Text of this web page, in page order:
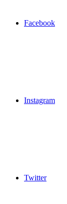
Facebook
Instagram
Twitter